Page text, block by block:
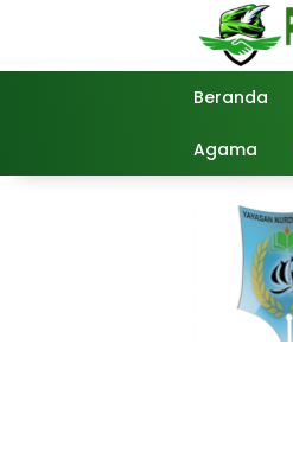
Beranda
Agama